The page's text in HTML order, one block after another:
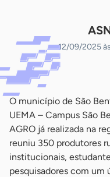
12/09/2025
O município de São
UEMA – Campus São
AGRO já realizada na
reuniu 350 produtores
institucionais,
pesquisadores com